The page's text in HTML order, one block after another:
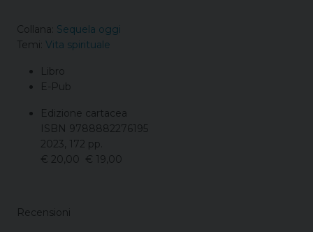
Collana: Sequela oggi
Temi: Vita spirituale
Libro
E-Pub
Edizione cartacea
ISBN 9788882276195
2023, 172 pp.
€ 20,00 € 19,00
Recensioni